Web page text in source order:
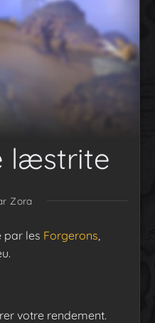
læstrite
Zora
par les Forgerons
votre rendement.